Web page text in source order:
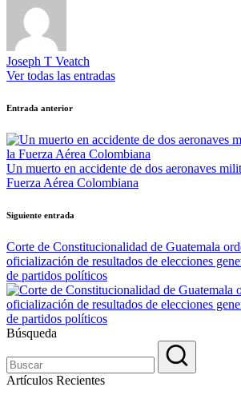
Joseph T Veatch
Ver todas las entradas
Navegación
de
entradas
Entrada anterior
Un muerto en accidente de dos aeronaves
Fuerza Aérea Colombiana
Siguiente entrada
Corte de Constitucionalidad de Guatemala
oficialización de resultados de elecciones
de partidos políticos
Búsqueda
Artículos Recientes